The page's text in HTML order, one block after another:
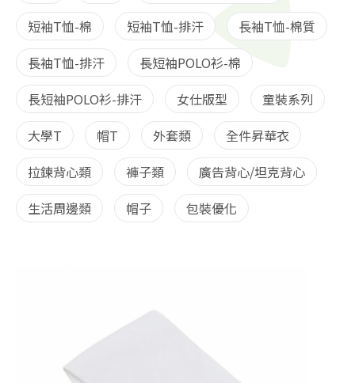
短袖T恤-棉
短袖T恤-排汗
長袖T恤-棉質
長袖T恤-排汗
長短袖POLO衫-棉
長短袖POLO衫-排汗
女仕版型
童裝系列
大學T
帽T 外套類
全件昇華衣
拉鍊背心類
褲子類
廣告背心/坦克背心
生活周邊類
帽子 包裝優化